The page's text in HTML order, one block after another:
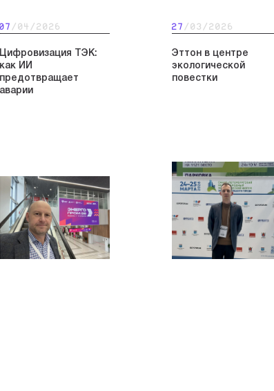
07 /04/2026
Цифровизация ТЭК:
как ИИ
предотвращает
аварии
27 /03/2026
Эттон в центре
экологической
повестки